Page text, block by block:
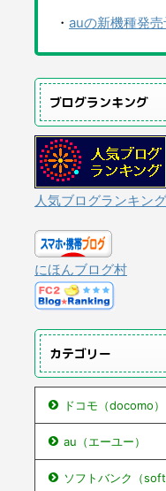
・ auの新機種発
ブログランキング
人気ブログランキン
にほんブログ村
カテゴリー
ドコモ（docomo）
au（エーユー）
ソフトバンク（